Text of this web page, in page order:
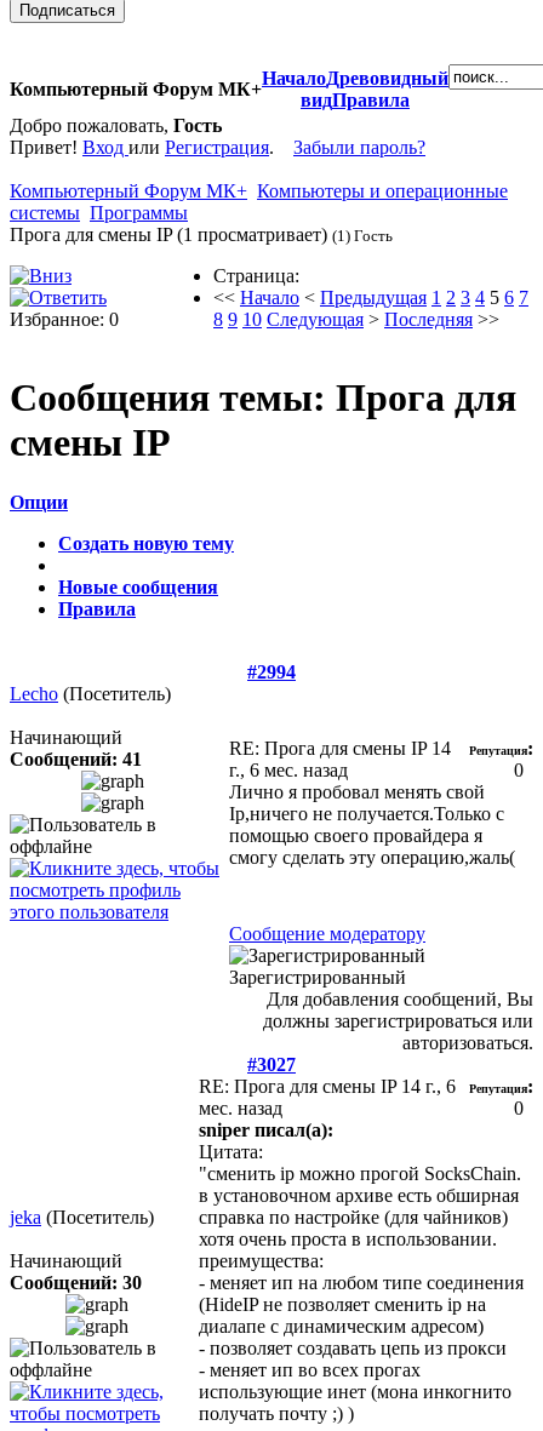
Компьютерный Форум МК+
НачалоДревовидный
видПравила
Добро пожаловать, Гость
Привет! Вход или Регистрация. Забыли пароль?
Компьютерный Форум МК+ Компьютеры и операционные
системы Программы
Прога для смены IP (1 просматривает) (1) Гость
Избранное: 0
Страница:
<< Начало < Предыдущая 1 2 3 4 5 6 7
8 9 10 Следующая > Последняя >>
Сообщения темы: Прога для
смены IP
Опции
Создать новую тему
Новые сообщения
Правила
#2994
Lecho (Посетитель)
Начинающий
Сообщений: 41
RE: Прога для смены IP 14
г., 6 мес. назад
Репутация:
0
Лично я пробовал менять свой
Ip,ничего не получается.Только с
помощью своего провайдера я
смогу сделать эту операцию,жаль(
Сообщение модератору
Зарегистрированный
Для добавления сообщений, Вы
должны зарегистрироваться или
авторизоваться.
#3027
jeka (Посетитель)
Начинающий
Сообщений: 30
RE: Прога для смены IP 14 г., 6
мес. назад
Репутация:
0
sniper писал(а):
Цитата:
"сменить ip можно прогой SocksChain.
в установочном архиве есть обширная
справка по настройке (для чайников)
хотя очень проста в использовании.
преимущества:
- меняет ип на любом типе соединения
(HideIP не позволяет сменить ip на
диалапе с динамическим адресом)
- позволяет создавать цепь из прокси
- меняет ип во всех прогах
использующие инет (мона инкогнито
получать почту ;) )